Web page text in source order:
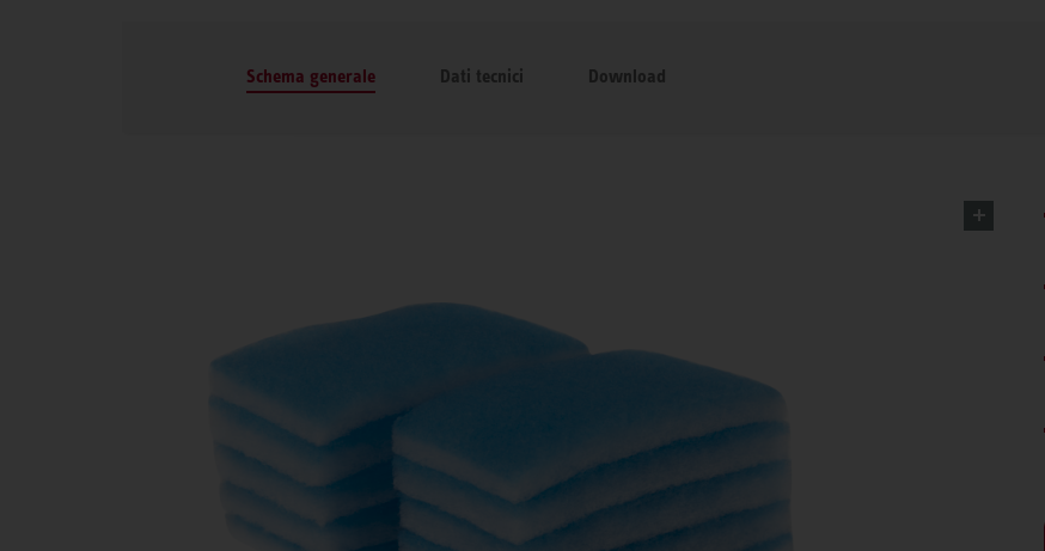
Schema generale Dati tecnici Download